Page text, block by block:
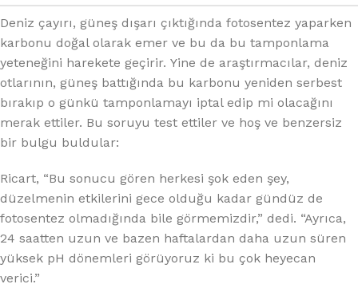
Deniz çayırı, güneş dışarı çıktığında fotosentez yaparken
karbonu doğal olarak emer ve bu da bu tamponlama
yeteneğini harekete geçirir. Yine de araştırmacılar, deniz
otlarının, güneş battığında bu karbonu yeniden serbest
bırakıp o günkü tamponlamayı iptal edip mi olacağını
merak ettiler. Bu soruyu test ettiler ve hoş ve benzersiz
bir bulgu buldular:
Ricart, “Bu sonucu gören herkesi şok eden şey,
düzelmenin etkilerini gece olduğu kadar gündüz de
fotosentez olmadığında bile görmemizdir,” dedi. “Ayrıca,
24 saatten uzun ve bazen haftalardan daha uzun süren
yüksek pH dönemleri görüyoruz ki bu çok heyecan
verici.”